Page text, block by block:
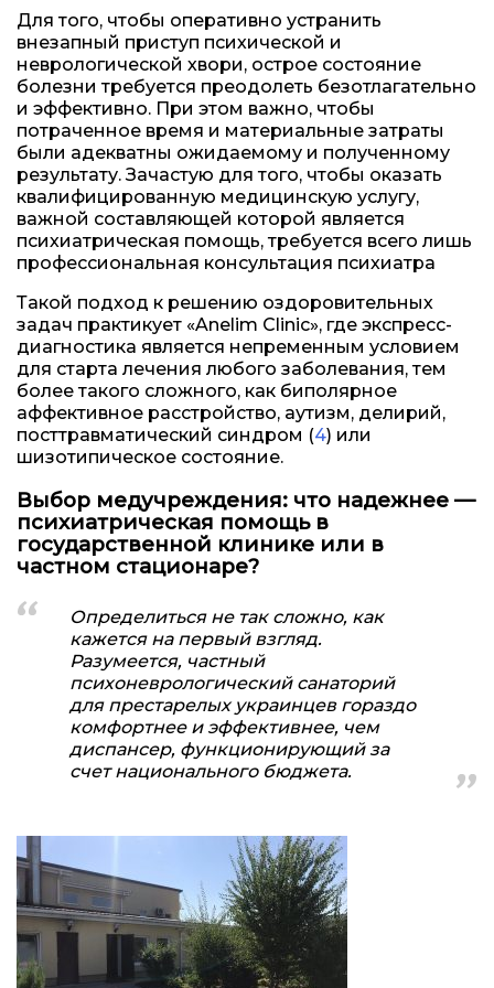
Для того, чтобы оперативно устранить
внезапный приступ психической и
неврологической хвори, острое состояние
болезни требуется преодолеть безотлагательно
и эффективно. При этом важно, чтобы
потраченное время и материальные затраты
были адекватны ожидаемому и полученному
результату. Зачастую для того, чтобы оказать
квалифицированную медицинскую услугу,
важной составляющей которой является
психиатрическая помощь, требуется всего лишь
профессиональная консультация психиатра
Такой подход к решению оздоровительных
задач практикует «Anelim Clinic», где экспресс-
диагностика является непременным условием
для старта лечения любого заболевания, тем
более такого сложного, как биполярное
аффективное расстройство, аутизм, делирий,
посттравматический синдром (4) или
шизотипическое состояние.
Выбор медучреждения: что надежнее —
психиатрическая помощь в
государственной клинике или в
частном стационаре?
Определиться не так сложно, как
кажется на первый взгляд.
Разумеется, частный
психоневрологический санаторий
для престарелых украинцев гораздо
комфортнее и эффективнее, чем
диспансер, функционирующий за
счет национального бюджета.